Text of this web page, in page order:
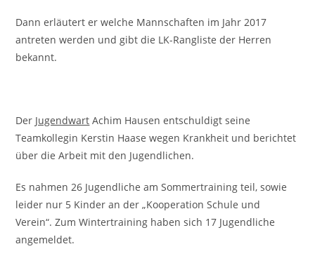
Dann erläutert er welche Mannschaften im Jahr 2017
antreten werden und gibt die LK-Rangliste der Herren
bekannt.
Der Jugendwart Achim Hausen entschuldigt seine
Teamkollegin Kerstin Haase wegen Krankheit und berichtet
über die Arbeit mit den Jugendlichen.
Es nahmen 26 Jugendliche am Sommertraining teil, sowie
leider nur 5 Kinder an der „Kooperation Schule und
Verein“. Zum Wintertraining haben sich 17 Jugendliche
angemeldet.